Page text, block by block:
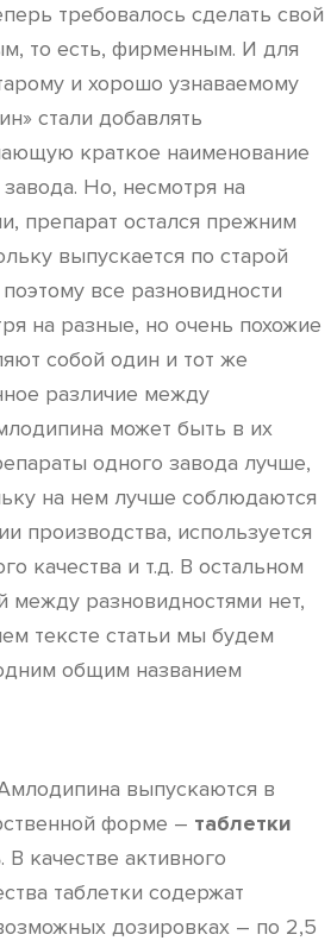
требовалось сделать свой
то есть, фирменным. И для
и хорошо узнаваемому
стали добавлять
краткое наименование
Но, несмотря на
препарат остался прежним
выпускается по старой
все разновидности
на разные, но очень похожие
собой один и тот же
различие между
может быть в их
одного завода лучше,
на нем лучше соблюдаются
производства, используется
качества и т.д. В остальном
между разновидностями нет,
тексте статьи мы будем
общим названием
выпускаются в
форме – таблетки
. В качестве активного
таблетки содержат
дозировках – по 2,5